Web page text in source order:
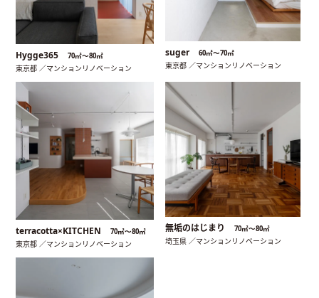
Hygge365 70㎡〜80㎡
東京都 ／マンションリノベーション
suger 60㎡〜70㎡
東京都 ／マンションリノベーション
terracotta×KITCHEN 70㎡〜80㎡
東京都 ／マンションリノベーション
無垢のはじまり 70㎡〜80㎡
埼玉県 ／マンションリノベーション